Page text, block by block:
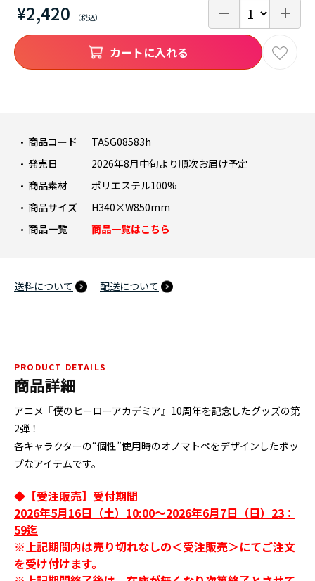
¥2,420
商品コード
TASG08583h
発売日
2026年8月中旬より順次お届け予定
商品素材
ポリエステル100%
商品サイズ
H340×W850mm
商品一覧
商品一覧はこちら
送料について 配送について
カートに入れる
PRODUCT DETAILS
商品詳細
アニメ『僕のヒーローアカデミア』10周年を記念したグッズの第
2弾！
各キャラクターの“個性”使用時のオノマトペをデザインしたポッ
プなアイテムです。
◆【受注販売】受付期間
2026年5月16日（土）10:00～2026年6月7日（日）23：
59迄
※上記期間内は売り切れなしの＜受注販売＞にてご注文
を受け付けます。